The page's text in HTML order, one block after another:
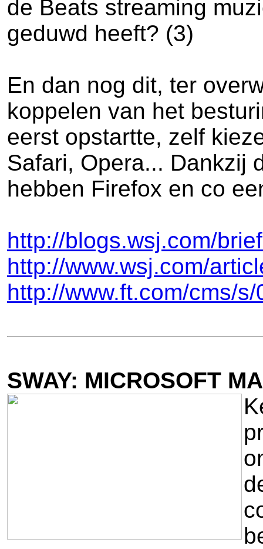
de Beats streaming
geduwd heeft? (3)
En dan nog dit, ter
koppelen van het
eerst opstartte, zelf
Safari, Opera... Dankzij
hebben Firefox en co
http://blogs.wsj.com/
http://www.wsj.com/
http://www.ft.com/cms/
SWAY: MICROSOFT